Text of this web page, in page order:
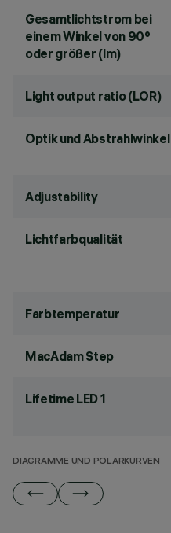
Gesamtlichtstrom bei
einem Winkel von 90°
oder größer (lm)
Light output ratio (LOR)
Optik und Abstrahlwinkel
Adjustability
Lichtfarbqualität
Farbtemperatur
MacAdam Step
Lifetime LED 1
DIAGRAMME UND POLARKURVEN